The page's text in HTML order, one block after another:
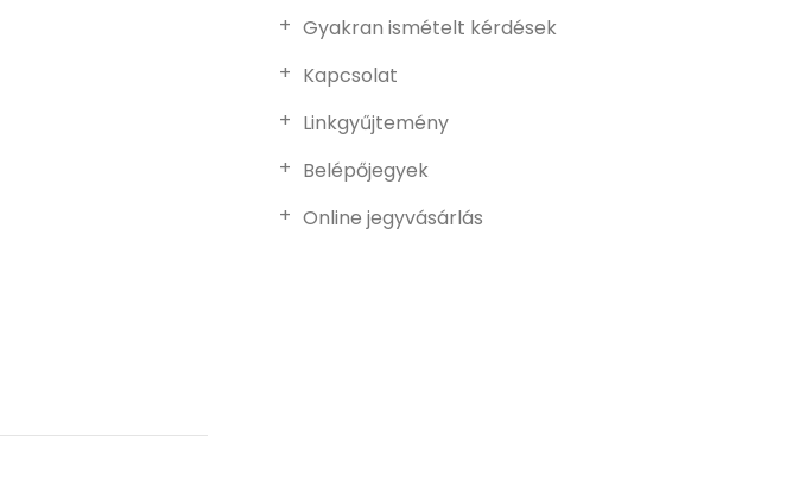
Gyakran ismételt kérdések
Kapcsolat
Linkgyűjtemény
Belépőjegyek
Online jegyvásárlás